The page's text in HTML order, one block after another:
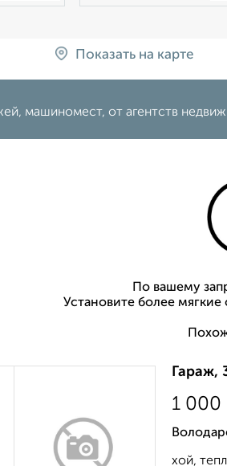
Показать на карте
машиномест, от агентств
По вашему
Установите более мягкие
Гараж,
1 000
хой,